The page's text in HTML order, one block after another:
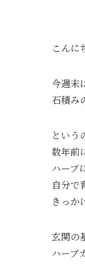
こんに
今週末
石積み
という
数年前
ハーブ
自分で
きっか
玄関の
ハーブ